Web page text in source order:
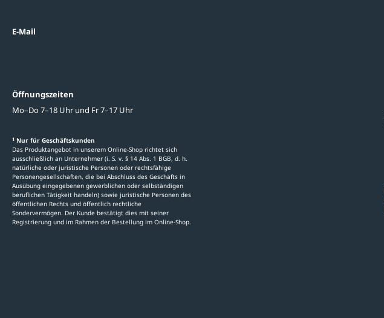
E-Mail
Öffnungszeiten
Mo–Do 7–18 Uhr und Fr 7–17 Uhr
1 Nur für Geschäftskunden
Das Produktangebot in unserem Online-Shop richtet sich
ausschließlich an Unternehmer (i. S. v. § 14 Abs. 1 BGB, d. h.
natürliche oder juristische Personen oder rechtsfähige
Personengesellschaften, die bei Abschluss des Geschäfts in
Ausübung eingegebenen gewerblichen oder selbständigen
beruflichen Tätigkeit handeln) sowie juristische Personen des
öffentlichen Rechts und öffentlich rechtliche
Sondervermögen. Der Kunde bestätigt dies mit seiner
Registrierung und im Rahmen der Bestellung im Online-Shop.